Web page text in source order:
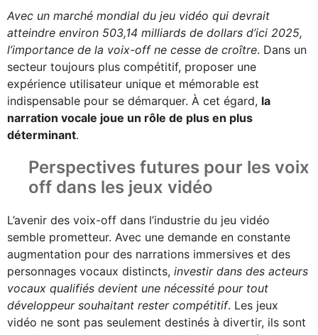
Avec un marché mondial du jeu vidéo qui devrait
atteindre environ 503,14 milliards de dollars d’ici 2025,
l’importance de la voix-off ne cesse de croître. Dans un
secteur toujours plus compétitif, proposer une
expérience utilisateur unique et mémorable est
indispensable pour se démarquer. À cet égard, la
narration vocale joue un rôle de plus en plus
déterminant.
Perspectives futures pour les voix
off dans les jeux vidéo
L’avenir des voix-off dans l’industrie du jeu vidéo
semble prometteur. Avec une demande en constante
augmentation pour des narrations immersives et des
personnages vocaux distincts, investir dans des acteurs
vocaux qualifiés devient une nécessité pour tout
développeur souhaitant rester compétitif. Les jeux
vidéo ne sont pas seulement destinés à divertir, ils sont